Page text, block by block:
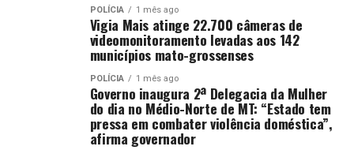
POLÍCIA 1 mês ago
Vigia Mais atinge 22.700 câmeras de
videomonitoramento levadas aos 142
municípios mato-grossenses
POLÍCIA 1 mês ago
Governo inaugura 2ª Delegacia da Mulher
do dia no Médio-Norte de MT: “Estado tem
pressa em combater violência doméstica”,
afirma governador